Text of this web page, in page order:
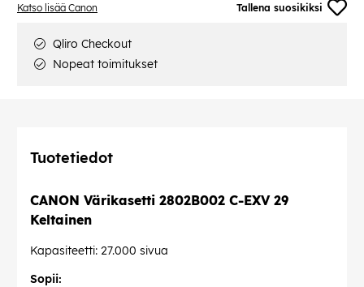
Katso lisää Canon Tallena suosikiksi
Qliro Checkout
Nopeat toimitukset
Tuotetiedot
CANON Värikasetti 2802B002 C-EXV 29
Keltainen
Kapasiteetti: 27.000 sivua
Sopii: